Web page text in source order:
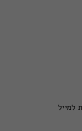
למייל